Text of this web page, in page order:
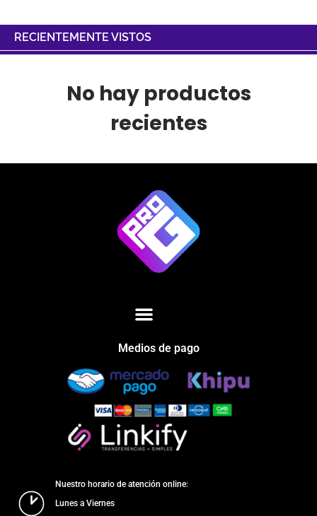
RECIENTEMENTE VISTOS
No hay productos
recientes
Medios de pago
Nuestro horario de atención online:
Lunes a Viernes